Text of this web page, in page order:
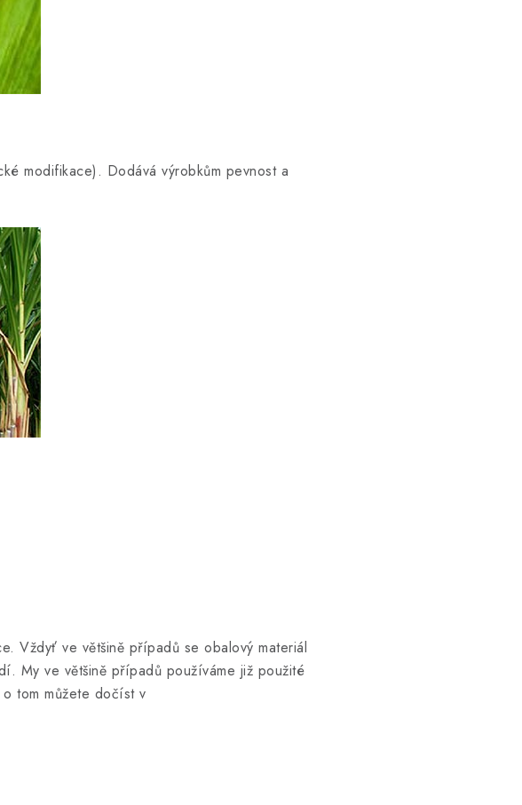
modifikace). Dodává výrobkům pevnost a
Vždyť ve většině případů se obalový materiál
My ve většině případů používáme již použité
tom můžete dočíst v